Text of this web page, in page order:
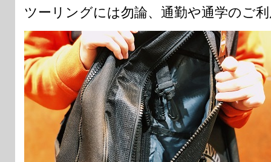
ツーリングには勿論、通勤や通学のご